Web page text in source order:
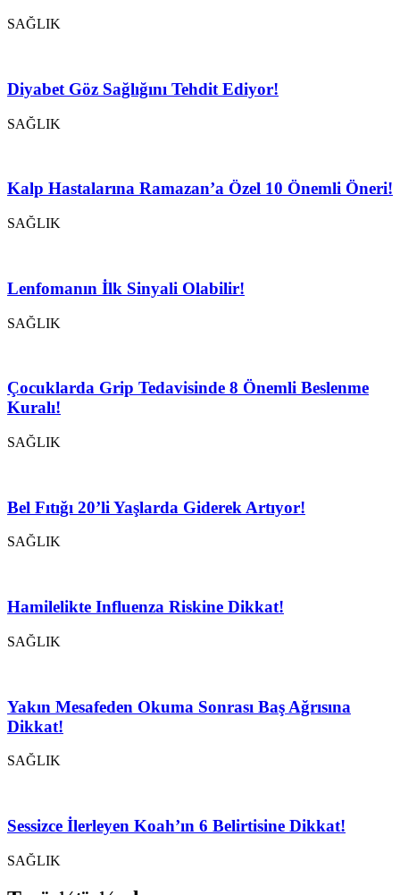
SAĞLIK
Diyabet Göz Sağlığını Tehdit Ediyor!
SAĞLIK
Kalp Hastalarına Ramazan’a Özel 10 Önemli Öneri!
SAĞLIK
Lenfomanın İlk Sinyali Olabilir!
SAĞLIK
Çocuklarda Grip Tedavisinde 8 Önemli Beslenme
Kuralı!
SAĞLIK
Bel Fıtığı 20’li Yaşlarda Giderek Artıyor!
SAĞLIK
Hamilelikte Influenza Riskine Dikkat!
SAĞLIK
Yakın Mesafeden Okuma Sonrası Baş Ağrısına
Dikkat!
SAĞLIK
Sessizce İlerleyen Koah’ın 6 Belirtisine Dikkat!
SAĞLIK